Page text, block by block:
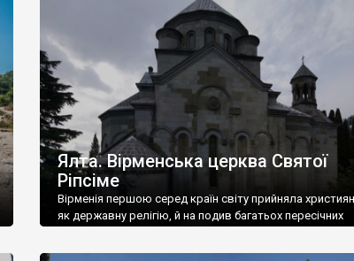
називаються «повстяками» (postaki)…” “Вино. Крим
виробляє відмінне вино і його вдосталь: воно все
легке біле і дуже […]
Ялта. Вірменська церква Святої
Ріпсіме
Вірменія першою серед країн світу прийняла
як державну релігію, й на подив багатьох пересічних